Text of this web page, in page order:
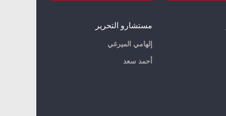
مستشارو التحرير
إلهامي الميرغي
أحمد سعد